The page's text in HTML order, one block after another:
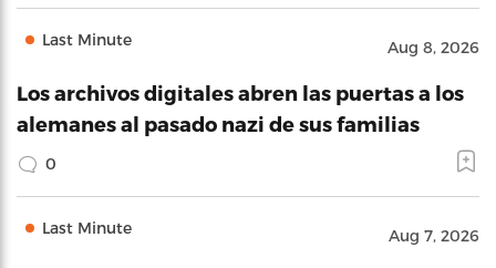
Last Minute Aug 8, 2026
Los archivos digitales abren las puertas a los
alemanes al pasado nazi de sus familias
0
Last Minute Aug 7, 2026